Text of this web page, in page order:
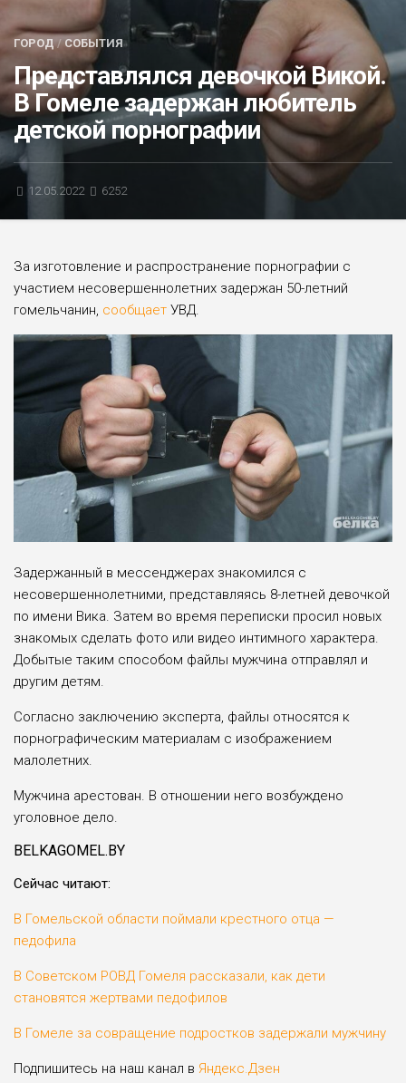
БЛИЦ-ОПРОС
АФИША
ГОРОД/СОБЫТИЯ
Представлялся девочкой Викой.
В Гомеле задержан любитель
детской порнографии
12.05.2022 6252
За изготовление и распространение порнографии с
участием несовершеннолетних задержан 50-летний
гомельчанин, сообщает УВД.
Задержанный в мессенджерах знакомился с
несовершеннолетними, представляясь 8-летней девочкой
по имени Вика. Затем во время переписки просил новых
знакомых сделать фото или видео интимного характера.
Добытые таким способом файлы мужчина отправлял и
другим детям.
Согласно заключению эксперта, файлы относятся к
порнографическим материалам с изображением
малолетних.
Мужчина арестован. В отношении него возбуждено
уголовное дело.
BELKAGOMEL.BY
Сейчас читают:
В Гомельской области поймали крестного отца —
педофила
В Советском РОВД Гомеля рассказали, как дети
становятся жертвами педофилов
В Гомеле за совращение подростков задержали мужчину
Подпишитесь на наш канал в Яндекс.Дзен